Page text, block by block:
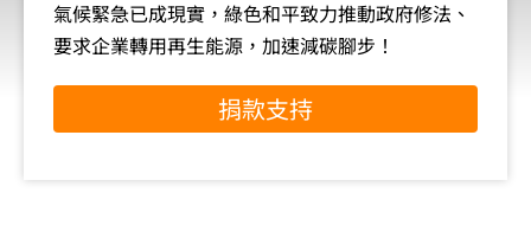
氣候緊急已成現實，綠色和平致力推動政府修法、
要求企業轉用再生能源，加速減碳腳步！
捐款支持